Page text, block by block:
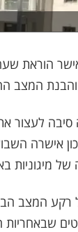
אישר הוראת
המצב
לעצור
מיגוניות
המצב